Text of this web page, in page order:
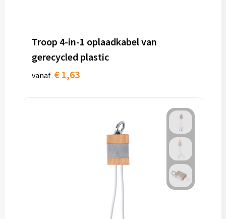
Troop 4-in-1 oplaadkabel van
gerecycled plastic
vanaf € 1,63